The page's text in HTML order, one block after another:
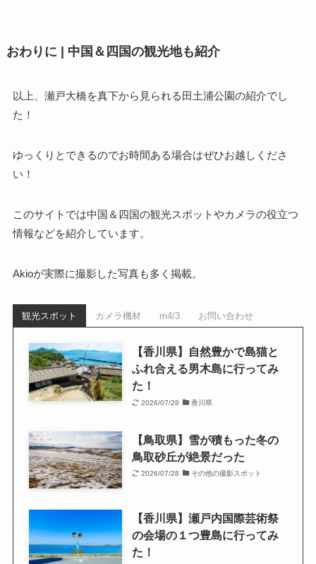
おわりに | 中国＆四国の観光地も紹介
以上、瀬戸大橋を真下から見られる田土浦公園の紹介でし
た！
ゆっくりとできるのでお時間ある場合はぜひお越しくださ
い！
このサイトでは中国＆四国の観光スポットやカメラの役立つ
情報などを紹介しています。
Akioが実際に撮影した写真も多く掲載。
観光スポット カメラ機材 m4/3 お問い合わせ
【香川県】自然豊かで島猫と
ふれ合える男木島に行ってみ
た！
2026/07/28 香川県
【鳥取県】雪が積もった冬の
鳥取砂丘が絶景だった
2026/07/28 その他の撮影スポット
【香川県】瀬戸内国際芸術祭
の会場の１つ豊島に行ってみ
た！